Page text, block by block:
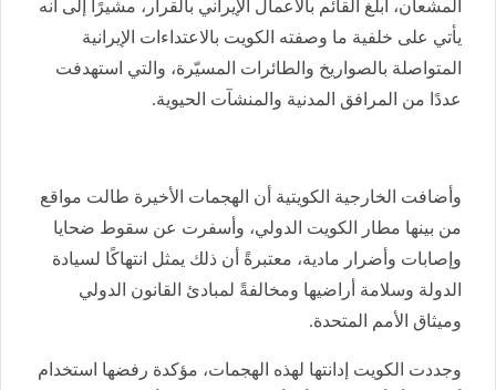
المشعان، أبلغ القائم بالأعمال الإيراني بالقرار، مشيرًا إلى أنه
يأتي على خلفية ما وصفته الكويت بالاعتداءات الإيرانية
المتواصلة بالصواريخ والطائرات المسيّرة، والتي استهدفت
عددًا من المرافق المدنية والمنشآت الحيوية.
وأضافت الخارجية الكويتية أن الهجمات الأخيرة طالت مواقع
من بينها مطار الكويت الدولي، وأسفرت عن سقوط ضحايا
وإصابات وأضرار مادية، معتبرةً أن ذلك يمثل انتهاكًا لسيادة
الدولة وسلامة أراضيها ومخالفةً لمبادئ القانون الدولي
وميثاق الأمم المتحدة.
وجددت الكويت إدانتها لهذه الهجمات، مؤكدة رفضها استخدام